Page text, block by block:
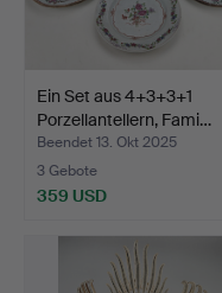
Ein Set aus 4+3+3+1
Porzellantellern, Fami…
Beendet 13. Okt 2025
3 Gebote
359 USD